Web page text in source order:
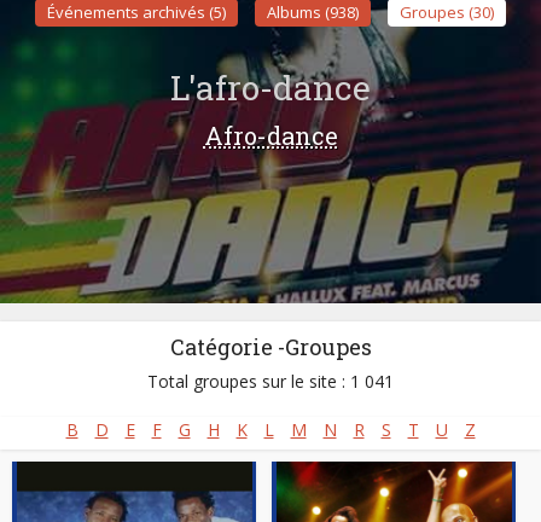
Événements archivés (5)
Albums (938) Groupes (30)
L'afro-dance
Afro-dance
Catégorie -Groupes
Total groupes sur le site : 1 041
B D E F G H K L M N R S T U Z